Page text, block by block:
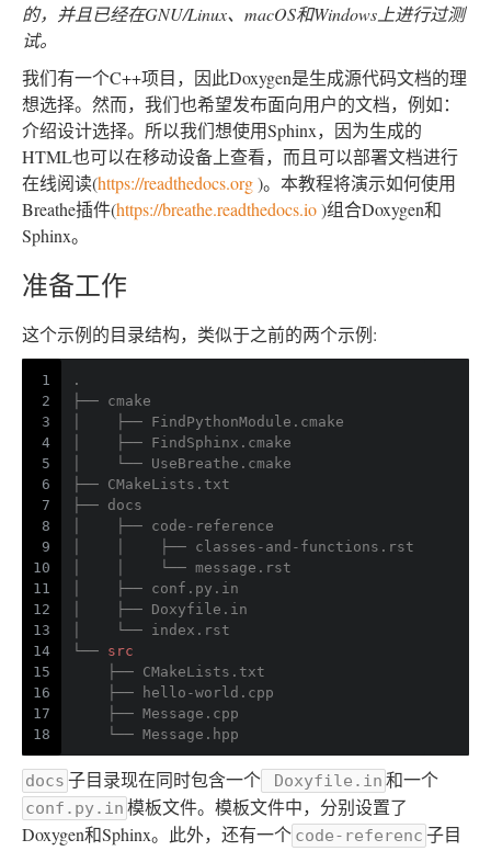
的，并且已经在GNU/Linux、macOS和Windows上进行过测
试。
我们有一个C++项目，因此Doxygen是生成源代码文档的理
想选择。然而，我们也希望发布面向用户的文档，例如：
介绍设计选择。所以我们想使用Sphinx，因为生成的
HTML也可以在移动设备上查看，而且可以部署文档进行
在线阅读(https://readthedocs.org)。本教程将演示如何使用
Breathe插件(https://breathe.readthedocs.io)组合Doxygen和
Sphinx。
准备工作
这个示例的目录结构，类似于之前的两个示例:
1
2
3
4
5
6
7
8
9
10
11
12
13
14
15
16
17
18
.
├── cmake
│    ├── FindPythonModule .cmake
│    ├── FindSphinx .cmake
│    └── UseBreathe .cmake
├── CMakeLists .txt
├── docs
│    ├── code-reference
│    │    ├── classes-and-functions .rst
│    │    └── message .rst
│    ├── conf .py .in
│    ├── Doxyfile .in
│    └── index .rst
└── src
    ├── CMakeLists
.txt
    ├── hello-world
.cpp
    ├── Message
.cpp
    └── Message.hpp
docs 子目录现在同时包含一个 Doxyfile.in 和一个
conf.py.in 模板文件。模板文件中，分别设置了
Doxygen和Sphinx。此外，还有一个 code-referenc 子目